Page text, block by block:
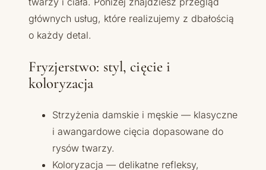
głównych usług, które realizujemy z dbałością
o każdy detal.
Fryzjerstwo: styl, cięcie i
koloryzacja
Strzyżenia damskie i męskie — klasyczne
i awangardowe cięcia dopasowane do
rysów twarzy.
Koloryzacja — delikatne refleksy,